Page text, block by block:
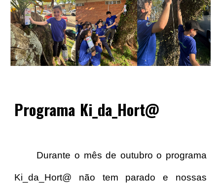
Programa Ki_da_Hort@
Durante o mês de outubro o programa
Ki_da_Hort@ não tem parado e nossas